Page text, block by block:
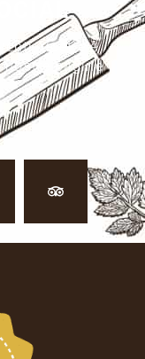
ricette e
nostre pagine